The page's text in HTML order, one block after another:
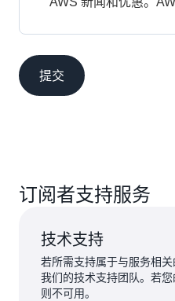
提交
订阅者支持服务
技术支持
若所需支持属于与服务相
我们的技术支持团队。若您
则不可用。